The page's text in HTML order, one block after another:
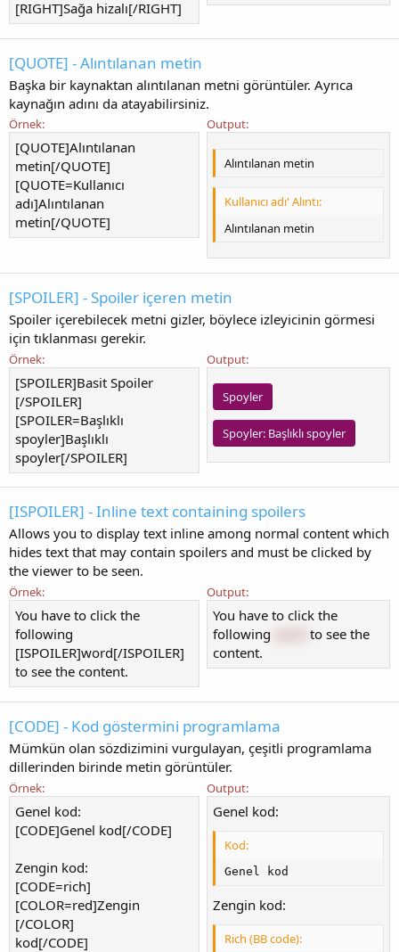
[RIGHT]Sağa hizalı[/RIGHT]
[QUOTE] - Alıntılanan metin
Başka bir kaynaktan alıntılanan metni görüntüler. Ayrıca
kaynağın adını da atayabilirsiniz.
Örnek:
[QUOTE]Alıntılanan
metin[/QUOTE]
[QUOTE=Kullanıcı
adı]Alıntılanan
metin[/QUOTE]
Output:
Alıntılanan metin
Kullanıcı adı' Alıntı:
Alıntılanan metin
[SPOILER] - Spoiler içeren metin
Spoiler içerebilecek metni gizler, böylece izleyicinin görmesi
için tıklanması gerekir.
Örnek:
[SPOILER]Basit Spoiler
[/SPOILER]
[SPOILER=Başlıklı
spoyler]Başlıklı
spoyler[/SPOILER]
Output:
Spoyler
Spoyler: Başlıklı spoyler
[ISPOILER] - Inline text containing spoilers
Allows you to display text inline among normal content which
hides text that may contain spoilers and must be clicked by
the viewer to be seen.
Örnek:
You have to click the
following
[ISPOILER]word[/ISPOILER]
to see the content.
Output:
You have to click the
following
to see the
content.
[CODE] - Kod göstermini programlama
Mümkün olan sözdizimini vurgulayan, çeşitli programlama
dillerinden birinde metin görüntüler.
Örnek:
Genel kod:
[CODE]Genel kod[/CODE]
Zengin kod:
[CODE=rich]
[COLOR=red]Zengin
[/COLOR]
kod[/CODE]
Output:
Genel kod:
Kod:
Genel kod
Zengin kod:
Rich (BB code):